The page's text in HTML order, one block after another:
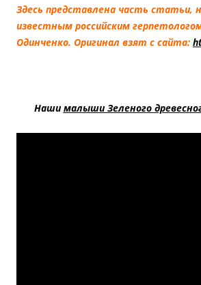
Здесь представлена часть статьи,
известным российским
Одинченко. Оригинал взят с сайта:
Нашималыши Зеленого